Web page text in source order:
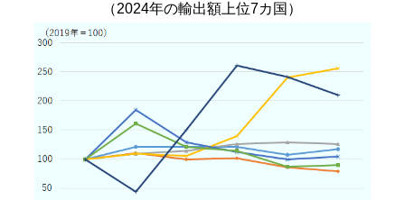
（2024年の輸出額上位7カ国）